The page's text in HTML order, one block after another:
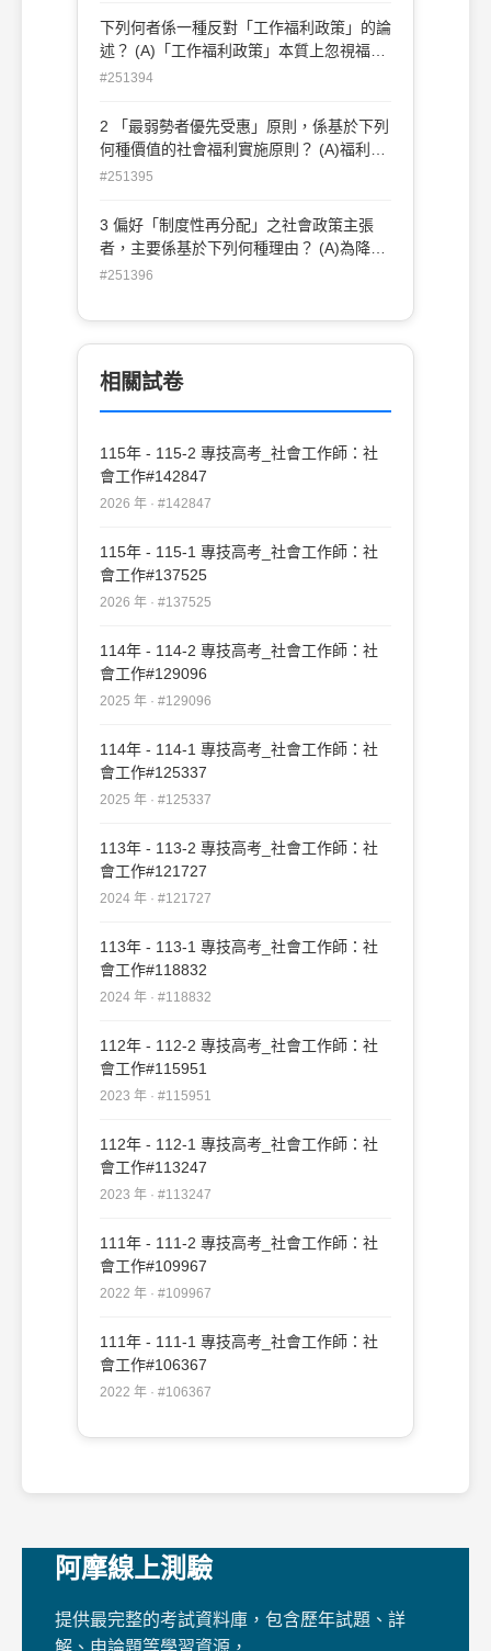
追求社會正義(D)案主自決
下列何者係一種反對「工作福利政策」的論
述？ (A)「工作福利政策」本質上忽視福利
依賴問題的嚴重性 (B)「工作福利政策」強
「工作福利政策」忽視種族、性別不平等所
造成的貧窮問題 (D)「工作福利政策」是一
#251394
2 「最弱勢者優先受惠」原則，係基於下列
何種價值的社會福利實施原則？ (A)福利效
率(B)分配正義(C)公民基本權利(D)案主最
#251395
3 偏好「制度性再分配」之社會政策主張
者，主要係基於下列何種理由？ (A)為降低
資本主義社會的成本(B)為增進資本主義社
不公的缺失(D)為提升資本主義經濟運作的
效率
#251396
相關試卷
115年 - 115-2 專技高考_社會工作師：社
會工作#142847
2026 年 · #142847
115年 - 115-1 專技高考_社會工作師：社
會工作#137525
2026 年 · #137525
114年 - 114-2 專技高考_社會工作師：社
會工作#129096
2025 年 · #129096
114年 - 114-1 專技高考_社會工作師：社
會工作#125337
2025 年 · #125337
113年 - 113-2 專技高考_社會工作師：社
會工作#121727
2024 年 · #121727
113年 - 113-1 專技高考_社會工作師：社
會工作#118832
2024 年 · #118832
112年 - 112-2 專技高考_社會工作師：社
會工作#115951
2023 年 · #115951
112年 - 112-1 專技高考_社會工作師：社
會工作#113247
2023 年 · #113247
111年 - 111-2 專技高考_社會工作師：社
會工作#109967
2022 年 · #109967
111年 - 111-1 專技高考_社會工作師：社
會工作#106367
2022 年 · #106367
阿摩線上測驗
提供最完整的考試資料庫，包含歷年試題、詳
解、申論題等學習資源，